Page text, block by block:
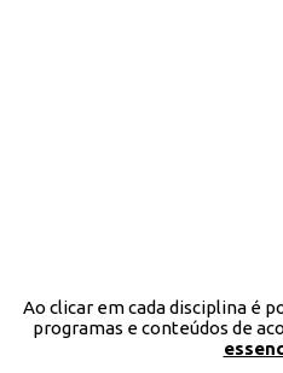
Ao clicar em cada disciplina é
programas e conteúdos de